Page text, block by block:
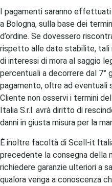
I pagamenti saranno
a Bologna, sulla base dei
d’ordine. Se dovessero
rispetto alle date stabilite, tali
di interessi di mora al saggio
percentuali a decorrere dal 7°
pagamento, oltre ad eventuali
Cliente non osservi i termini
Italia S.r.l. avrà diritto di
danni in giusta misura per la
È inoltre facoltà di Scell-it
precedente la consegna della
richiedere garanzie ulteriori a
qualora venga a conoscenza